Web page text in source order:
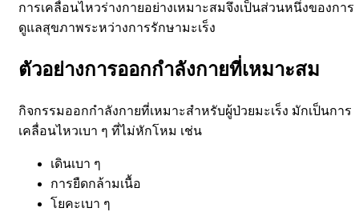
การเคลื่อนไหวร่างกายอย่างเหมาะสมจึงเป็นส่วนหนึ่งของการ
ดูแลสุขภาพระหว่างการรักษามะเร็ง
ตัวอย่างการออกกำลังกายที่เหมาะสม
กิจกรรมออกกำลังกายที่เหมาะสำหรับผู้ป่วยมะเร็ง มักเป็นการ
เคลื่อนไหวเบา ๆ ที่ไม่หักโหม เช่น
เดินเบา ๆ
การยืดกล้ามเนื้อ
โยคะเบา ๆ